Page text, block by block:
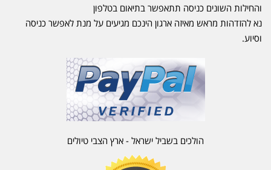
והחילות השונים כניסה תתאפשר בתיאום בטלפון
נא להזדהות מראש מאיזה ארגון הינכם מגיעים על מנת לאפשר כניסה
וסיוע.
הולכים בשביל ישראל - ארץ הצבי טיולים